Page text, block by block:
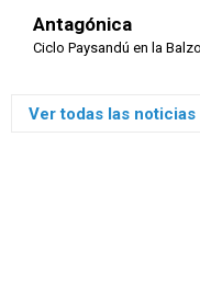
Antagónica
Ciclo Paysandú en la
Ver todas las noticias